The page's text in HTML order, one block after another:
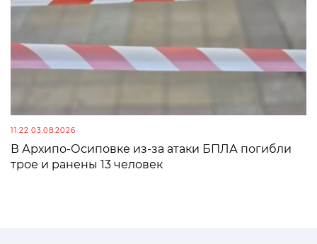
11:22 03.08.2026
В Архипо-Осиповке из-за атаки БПЛА погибли
трое и ранены 13 человек